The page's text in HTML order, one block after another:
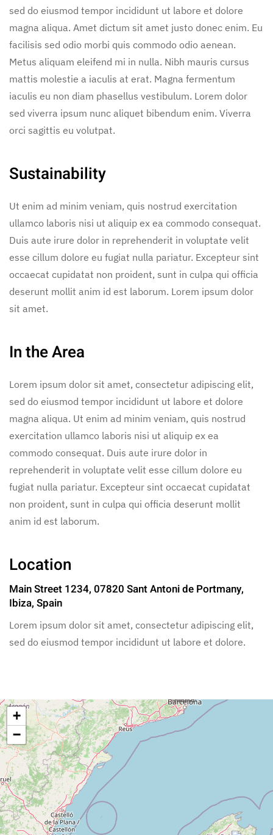
sed do eiusmod tempor incididunt ut labore et dolore
magna aliqua. Amet dictum sit amet justo donec enim. Eu
facilisis sed odio morbi quis commodo odio aenean.
Metus aliquam eleifend mi in nulla. Nibh mauris cursus
mattis molestie a iaculis at erat. Magna fermentum
iaculis eu non diam phasellus vestibulum. Lorem dolor
sed viverra ipsum nunc aliquet bibendum enim. Viverra
orci sagittis eu volutpat.
Sustainability
Ut enim ad minim veniam, quis nostrud exercitation
ullamco laboris nisi ut aliquip ex ea commodo consequat.
Duis aute irure dolor in reprehenderit in voluptate velit
esse cillum dolore eu fugiat nulla pariatur. Excepteur sint
occaecat cupidatat non proident, sunt in culpa qui officia
deserunt mollit anim id est laborum. Lorem ipsum dolor
sit amet.
In the Area
Lorem ipsum dolor sit amet, consectetur adipiscing elit,
sed do eiusmod tempor incididunt ut labore et dolore
magna aliqua. Ut enim ad minim veniam, quis nostrud
exercitation ullamco laboris nisi ut aliquip ex ea
commodo consequat. Duis aute irure dolor in
reprehenderit in voluptate velit esse cillum dolore eu
fugiat nulla pariatur. Excepteur sint occaecat cupidatat
non proident, sunt in culpa qui officia deserunt mollit
anim id est laborum.
Location
Main Street 1234, 07820 Sant Antoni de Portmany,
Ibiza, Spain
Lorem ipsum dolor sit amet, consectetur adipiscing elit,
sed do eiusmod tempor incididunt ut labore et dolore.
+
−